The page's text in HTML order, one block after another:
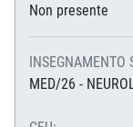
Non presente
INSEGNAMENTO
MED/26 -